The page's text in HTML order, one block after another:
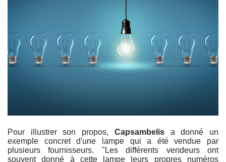
Pour illustrer son propos, Capsambelisa donné un
exemple concret d'une lampe qui a été vendue par
plusieurs fournisseurs. "Les différents vendeurs ont
souvent donné à cette lampe leurs propres numéros